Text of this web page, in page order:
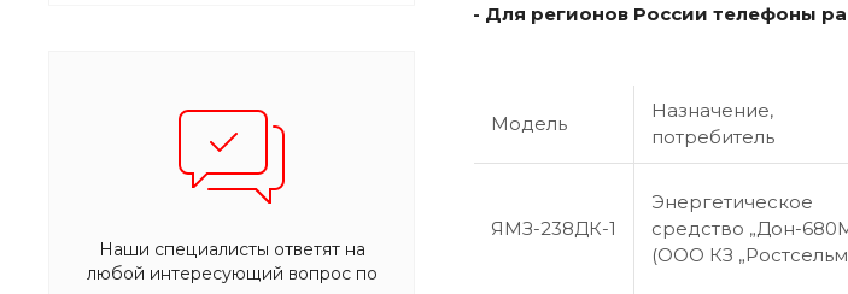
- Для регионов России телефоны
Модель
Назначение,
потребитель
ЯМЗ-238ДК-1
Энергетическое
средство „Дон-
(ООО КЗ
Наши специалисты ответят на
любой интересующий вопрос по